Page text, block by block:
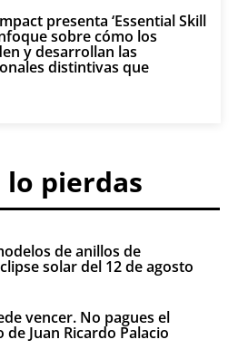
presenta ‘Essential Skill
sobre cómo los
y desarrollan las
distintivas que
lo pierdas
de anillos de
solar del 12 de agosto
vencer. No pagues el
de Juan Ricardo Palacio